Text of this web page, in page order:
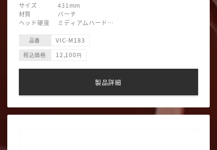
サイズ 431mm
材質 バーチ
ヘッド硬度 ミディアムハード
ヘッド形状 四角型
品番 VIC-M183
税込価格 12,100 円
製品詳細